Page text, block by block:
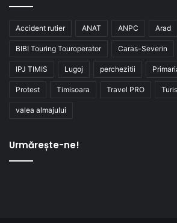
Accident rutier ANAT ANPC Arad
BIBI Touring Touroperator Caras-Severin
IPJ TIMIS Lugoj perchezitii
Protest Timisoara Travel PRO
valea almajului
Urmărește-ne!